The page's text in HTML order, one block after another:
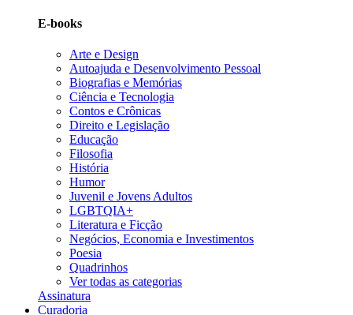
E-books
Arte e Design
Autoajuda e Desenvolvimento Pessoal
Biografias e Memórias
Ciência e Tecnologia
Contos e Crônicas
Direito e Legislação
Educação
Filosofia
História
Humor
Juvenil e Jovens Adultos
LGBTQIA+
Literatura e Ficção
Negócios, Economia e Investimentos
Poesia
Quadrinhos
Ver todas as categorias
Assinatura
Curadoria